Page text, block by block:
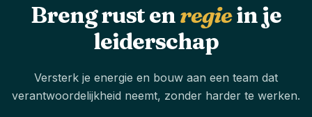
Breng rust enregiein je
leiderschap
Versterk je energie en bouw aan een team dat
verantwoordelijkheid neemt, zonder harder te werken.